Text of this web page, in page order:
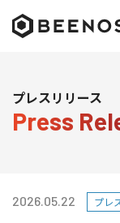
ニュース
サステナビリティ
プレスリリース
Press
2026.05.22 プレ